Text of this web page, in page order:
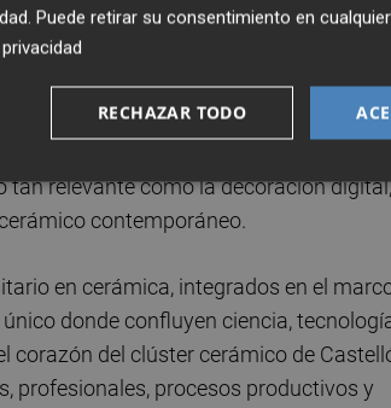
aplicadas a la formación cerámica,
capaces de trabajar con diferentes
donación realizada por Pamesa Grupo
y la transferencia de conocimiento
a los procesos tecnológicos
relevante como la decoración digital,
contemporáneo.
en cerámica, integrados en el
donde confluyen ciencia,
corazón del clúster cerámico de
profesionales, procesos productivos y
. Puede retirar su consentimiento en
RECHAZAR TODO